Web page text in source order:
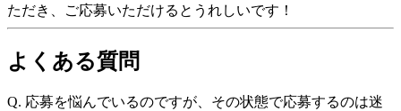
ただき、ご応募いただけるとうれしいです！
よくある質問
Q. 応募を悩んでいるのですが、その状態で応募するのは迷